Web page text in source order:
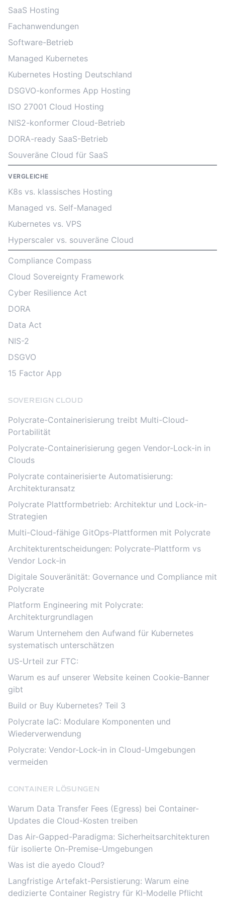
SaaS Hosting
Fachanwendungen
Software-Betrieb
Managed Kubernetes
Kubernetes Hosting Deutschland
DSGVO-konformes App Hosting
ISO 27001 Cloud Hosting
NIS2-konformer Cloud-Betrieb
DORA-ready SaaS-Betrieb
Souveräne Cloud für SaaS
VERGLEICHE
K8s vs. klassisches Hosting
Managed vs. Self-Managed
Kubernetes vs. VPS
Hyperscaler vs. souveräne Cloud
Compliance Compass
Cloud Sovereignty Framework
Cyber Resilience Act
DORA
Data Act
NIS-2
DSGVO
15 Factor App
SOVEREIGN CLOUD
Polycrate-Containerisierung treibt Multi-Cloud-
Portabilität
Polycrate-Containerisierung gegen Vendor-Lock-in in
Clouds
Polycrate containerisierte Automatisierung:
Architekturansatz
Polycrate Plattformbetrieb: Architektur und Lock-in-
Strategien
Multi-Cloud-fähige GitOps-Plattformen mit Polycrate
Architekturentscheidungen: Polycrate-Plattform vs
Vendor Lock-in
Digitale Souveränität: Governance und Compliance mit
Polycrate
Platform Engineering mit Polycrate:
Architekturgrundlagen
Warum Unternehem den Aufwand für Kubernetes
systematisch unterschätzen
US-Urteil zur FTC:
Warum es auf unserer Website keinen Cookie-Banner
gibt
Build or Buy Kubernetes? Teil 3
Polycrate IaC: Modulare Komponenten und
Wiederverwendung
Polycrate: Vendor-Lock-in in Cloud-Umgebungen
vermeiden
CONTAINER LÖSUNGEN
Warum Data Transfer Fees (Egress) bei Container-
Updates die Cloud-Kosten treiben
Das Air-Gapped-Paradigma: Sicherheitsarchitekturen
für isolierte On-Premise-Umgebungen
Was ist die ayedo Cloud?
Langfristige Artefakt-Persistierung: Warum eine
dedizierte Container Registry für KI-Modelle Pflicht